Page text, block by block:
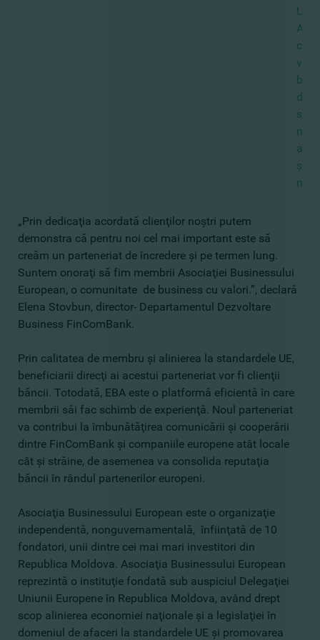
UE.
vor
de
mai
şi
„Prin dedicaţia acordată clienţilor noştri putem
demonstra că pentru noi cel mai important este să
creăm un parteneriat de încredere şi pe termen lung.
Suntem onoraţi să fim membrii Asociaţiei Businessului
European, o comunitate de business cu valori.”, declară
Elena Stovbun, director- Departamentul Dezvoltare
Business FinComBank.
Prin calitatea de membru şi alinierea la standardele UE,
beneficiarii direcţi ai acestui parteneriat vor fi clienţii
băncii. Totodată, EBA este o platformă eficientă în care
membrii săi fac schimb de experienţă. Noul parteneriat
va contribui la îmbunătăţirea comunicării şi cooperării
dintre FinComBank şi companiile europene atât locale
cât şi străine, de asemenea va consolida reputaţia
băncii în rândul partenerilor europeni.
Asociaţia Businessului European este o organizaţie
independentă, nonguvernamentală, înfiinţată de 10
fondatori, unii dintre cei mai mari investitori din
Republica Moldova. Asociaţia Businessului European
reprezintă o instituţie fondată sub auspiciul Delegaţiei
Uniunii Europene în Republica Moldova, având drept
scop alinierea economiei naţionale şi a legislaţiei în
domeniul de afaceri la standardele UE şi promovarea